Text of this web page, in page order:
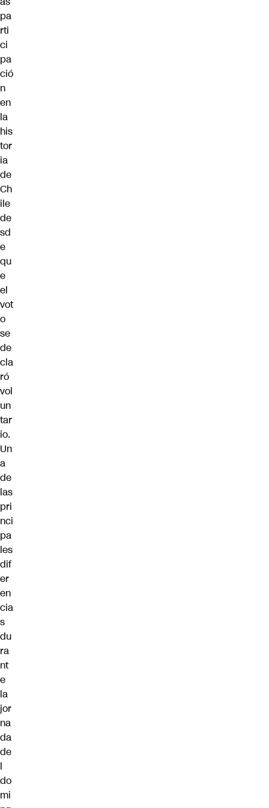
pa
rti
ci
pa
ció
n
en
la
his
tor
ia
de
Ch
ile
de
sd
e
qu
e
el
vot
o
se
de
cla
ró
vol
un
tar
io.
Un
a
de
las
pri
nci
pa
les
dif
er
en
cia
s
du
ra
nt
e
la
jor
na
da
de
l
do
mi